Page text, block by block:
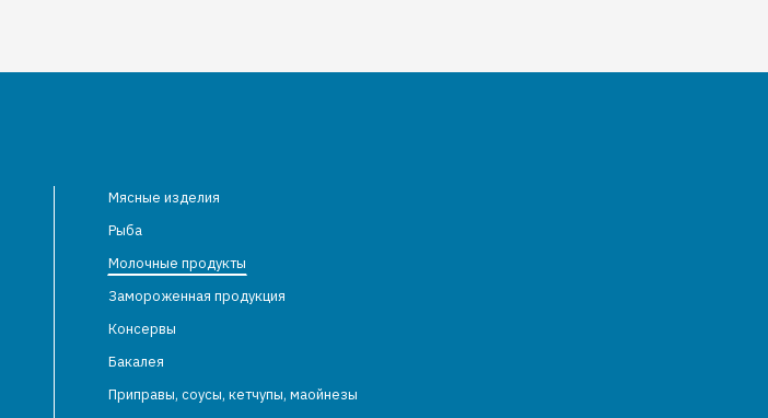
Мясные изделия
Рыба
Молочные продукты
Замороженная продукция
Консервы
Бакалея
Приправы, соусы, кетчупы, маойнезы